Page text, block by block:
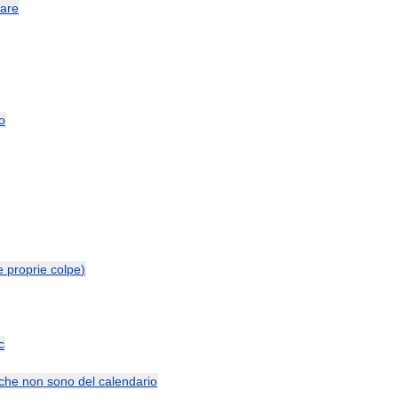
proprie colpe)
non sono del calendario